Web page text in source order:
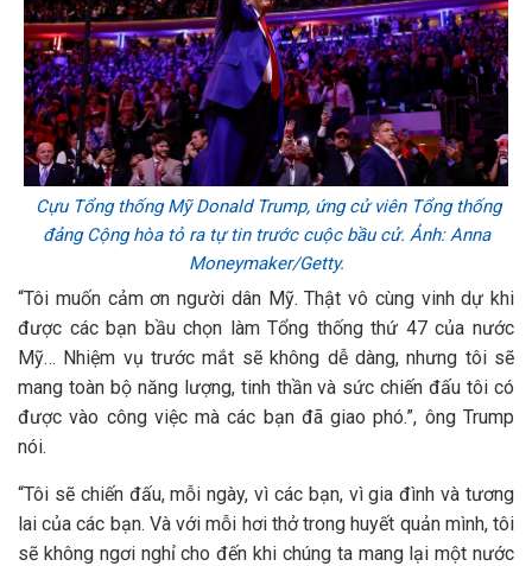
Cựu Tổng thống Mỹ Donald Trump, ứng cử viên Tổng thống
đảng Cộng hòa tỏ ra tự tin trước cuộc bầu cử. Ảnh: Anna
Moneymaker/Getty.
“Tôi muốn cảm ơn người dân Mỹ. Thật vô cùng vinh dự khi
được các bạn bầu chọn làm Tổng thống thứ 47 của nước
Mỹ… Nhiệm vụ trước mắt sẽ không dễ dàng, nhưng tôi sẽ
mang toàn bộ năng lượng, tinh thần và sức chiến đấu tôi có
được vào công việc mà các bạn đã giao phó.”, ông Trump
nói.
“Tôi sẽ chiến đấu, mỗi ngày, vì các bạn, vì gia đình và tương
lai của các bạn. Và với mỗi hơi thở trong huyết quản mình, tôi
sẽ không ngơi nghỉ cho đến khi chúng ta mang lại một nước